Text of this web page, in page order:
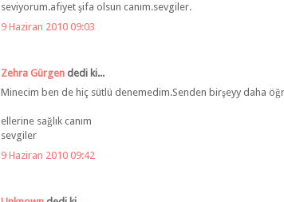
seviyorum.afiyet şifa olsun canım.sevgiler.
9 Haziran 2010 09:03
Zehra Gürgen dedi ki...
Minecim ben de hiç sütlü denemedim.Senden birşeyy daha
ellerine sağlık canım
sevgiler
9 Haziran 2010 09:42